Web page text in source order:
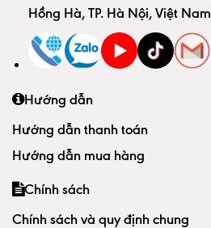
Hồng Hà, TP. Hà Nội, Việt Nam
Hướng dẫn
Hướng dẫn thanh toán
Hướng dẫn mua hàng
Chính sách
Chính sách và quy định chung